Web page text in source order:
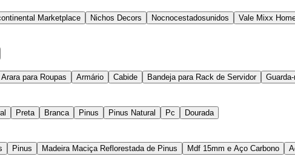
Marketplace Nichos Decors Nocnocestadosunidos Vale Mixx
Arara para Roupas Armário Cabide Bandeja para Rack de Servidor
Preta Branca Pinus Pinus Natural Pc Dourada
Pinus Madeira Maciça Reflorestada de Pinus Mdf 15mm e Aço Carbono